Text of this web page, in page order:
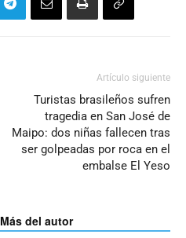
Artículo siguiente
Turistas brasileños sufren
tragedia en San José de
Maipo: dos niñas fallecen tras
ser golpeadas por roca en el
embalse El Yeso
Más del autor